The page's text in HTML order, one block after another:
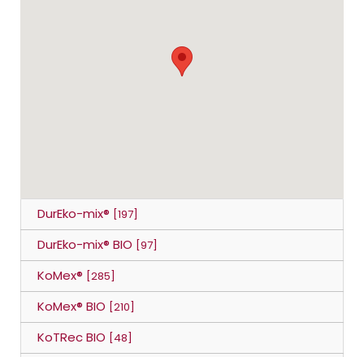
DurEko-mix® [197]
DurEko-mix® BIO [97]
KoMex® [285]
KoMex® BIO [210]
KoTRec BIO [48]